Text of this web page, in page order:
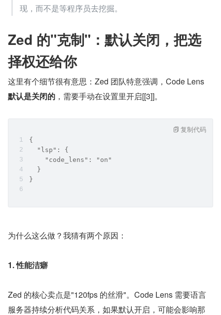
现，而不是等程序员去挖掘。
Zed 的"克制"：默认关闭，把选
择权还给你
默认是关闭的 ，需要手动在设置里开启[[3]]。
{
  "lsp": {
    "code_lens": "on"
  }
}
复制代码
为什么这么做？我猜有两个原因：
1. 性能洁癖
Zed 的核心卖点是"120fps 的丝滑"。Code Lens 需要语言
服务器持续分析代码关系，如果默认开启，可能会影响那